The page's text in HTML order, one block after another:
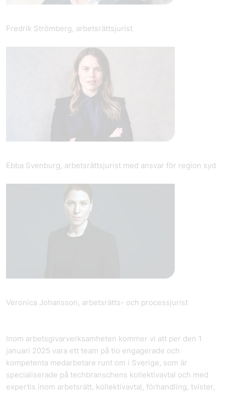
Fredrik Strömberg, arbetsrättsjurist
Ebba Svenburg, arbetsrättsjurist med ansvar för region syd
Veronica Johansson, arbetsrätts- och processjurist
Inom arbetsgivarverksamheten kommer vi att per den 1
januari 2025 vara ett team på tio engagerade och
kompetenta medarbetare runt om i Sverige, som är
specialiserade på techbranschens kollektivavtal och med
expertis inom arbetsrätt, kollektivavtal, förhandling, tvister,